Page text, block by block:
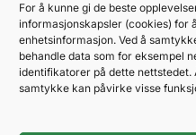
For å kunne gi de beste
informasjonskapsler (cookies) for
enhetsinformasjon. Ved å
behandle data som for eksempel
identifikatorer på dette
samtykke kan påvirke visse
cookie policy
personvernerklæring